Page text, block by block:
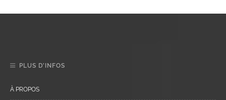
PLUS D’INFOS
À PROPOS